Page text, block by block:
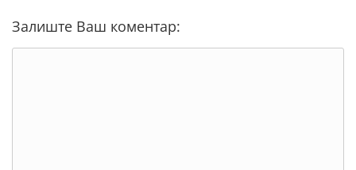
Залиште Ваш коментар: